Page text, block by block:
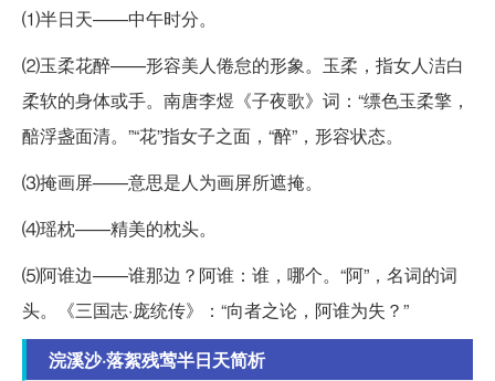
⑴半日天——中午时分。
⑵玉柔花醉——形容美人倦怠的形象。玉柔，指女人洁白
柔软的身体或手。南唐李煜《子夜歌》词：“缥色玉柔擎，
醅浮盏面清。”“花”指女子之面，“醉”，形容状态。
⑶掩画屏——意思是人为画屏所遮掩。
⑷瑶枕——精美的枕头。
⑸阿谁边——谁那边？阿谁：谁，哪个。“阿”，名词的词
头。《三国志·庞统传》：“向者之论，阿谁为失？”
浣溪沙·落絮残莺半日天简析